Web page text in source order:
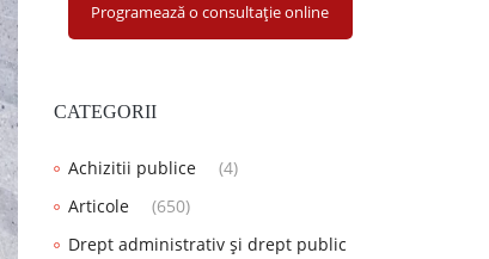
Programează o consultație online
CATEGORII
Achizitii publice
(4)
Articole
(650)
Drept administrativ și drept public